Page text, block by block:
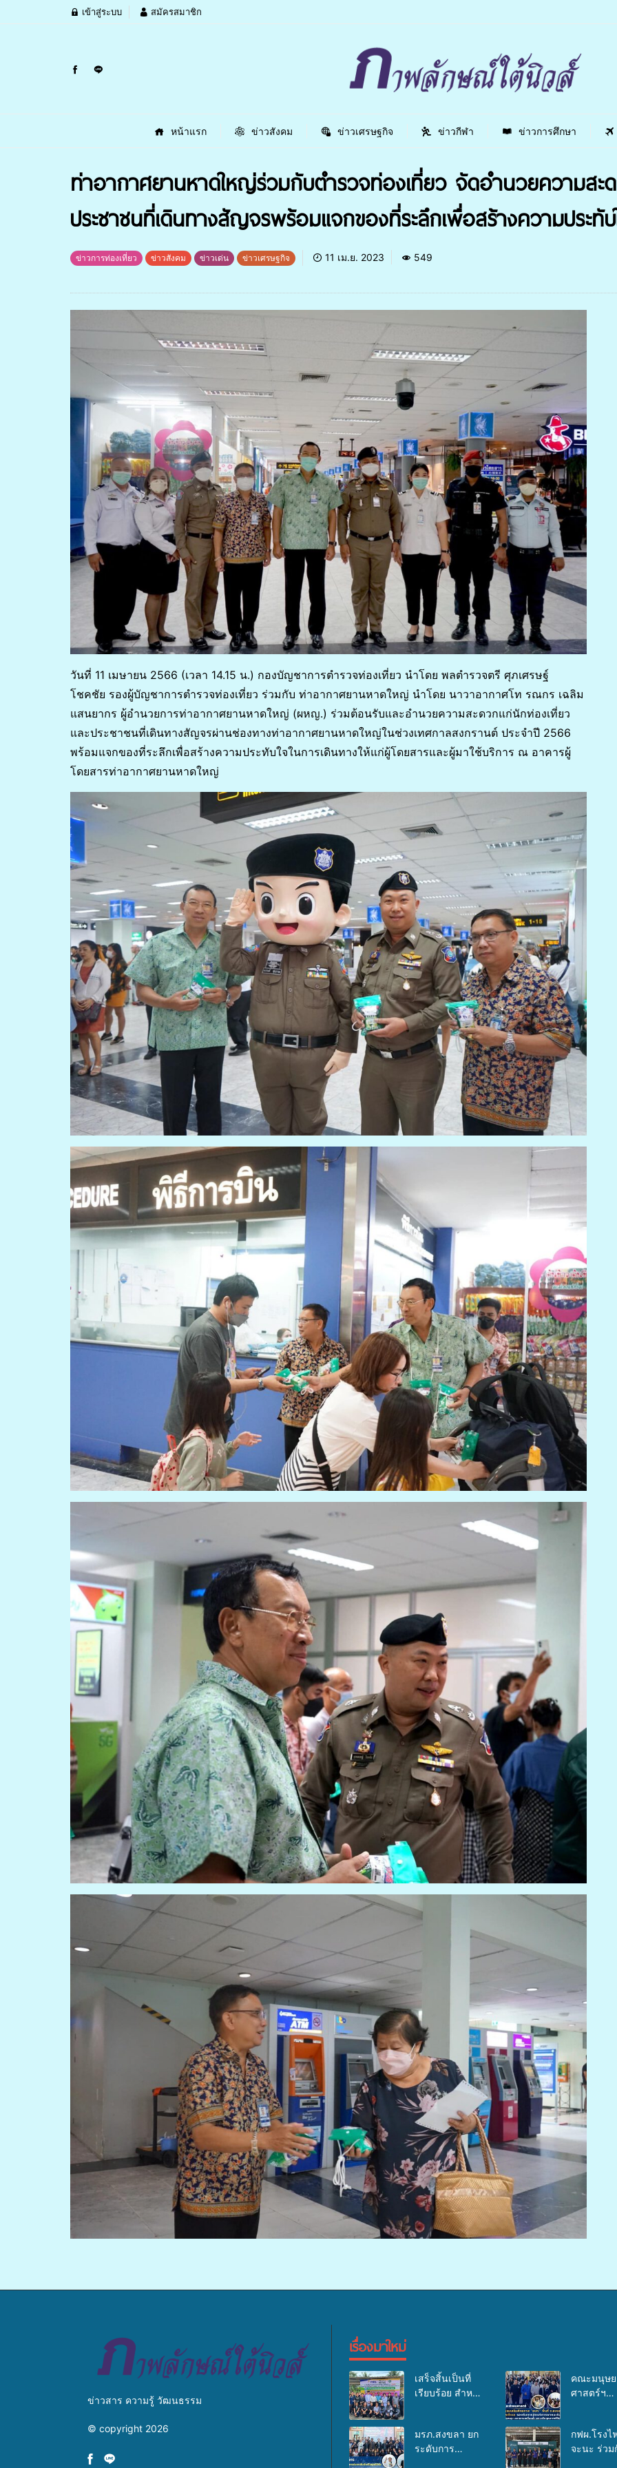
เข้าสู่ระบบ สมัครสมาชิก
หน้าแรก ข่าวสังคม ข่าวเศรษฐกิจ ข่าวกีฬา ข่าวการศึกษา
ท่าอากาศยานหาดใหญ่ร่วมกับตำรวจท่องเที่ยว จัดอำนวยความสะ
ประชาชนที่เดินทางสัญจรพร้อมแจกของที่ระลึกเพื่อสร้างความประทับ
ข่าวการท่องเที่ยว ข่าวสังคม ข่าวเด่น ข่าวเศรษฐกิจ 11 เม.ย. 2023 549
วันที่ 11 เมษายน 2566 (เวลา 14.15 น.) กองบัญชาการตำรวจท่องเที่ยว นำโดย พลตำรวจตรี ศุภเศรษฐ์
โชคชัย รองผู้บัญชาการตำรวจท่องเที่ยว ร่วมกับ ท่าอากาศยานหาดใหญ่ นำโดย นาวาอากาศโท รณกร เฉลิม
แสนยากร ผู้อำนวยการท่าอากาศยานหาดใหญ่ (ผหญ.) ร่วมต้อนรับและอำนวยความสะดวกแก่นักท่องเที่ยว
และประชาชนที่เดินทางสัญจรผ่านช่องทางท่าอากาศยานหาดใหญ่ในช่วงเทศกาลสงกรานต์ ประจำปี 2566
พร้อมแจกของที่ระลึกเพื่อสร้างความประทับใจในการเดินทางให้แก่ผู้โดยสารและผู้มาใช้บริการ ณ อาคารผู้
โดยสารท่าอากาศยานหาดใหญ่
ข่าวสาร ความรู้ วัฒนธรรม
© copyright 2026
เรื่องมาใหม่
เสร็จสิ้นเป็นที่
เรียบร้อย สำหรับ
ปี 2569 เพื่อให้
บริการด้าน
คณะมนุษย
ศาสตร์ฯ
ศักยภาพ “อ
ด้านการเบิ
มรภ.สงขลา ยก
ระดับการ
กฟผ.โรงไ
จะนะ ร่วม